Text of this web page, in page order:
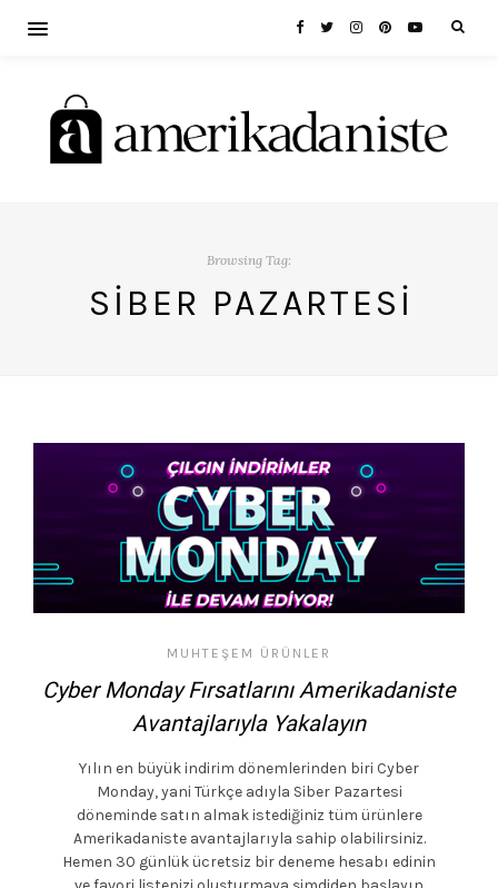
Browsing Tag:
SIBER PAZARTESI
MUHTEŞEM ÜRÜNLER
Cyber Monday Fırsatlarını Amerikadaniste
Avantajlarıyla Yakalayın
Yılın en büyük indirim dönemlerinden biri Cyber
Monday, yani Türkçe adıyla Siber Pazartesi
döneminde satın almak istediğiniz tüm ürünlere
Amerikadaniste avantajlarıyla sahip olabilirsiniz.
Hemen 30 günlük ücretsiz bir deneme hesabı edinin